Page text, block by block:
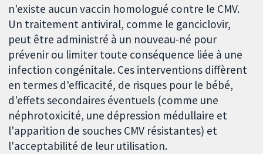
n'existe aucun vaccin homologué contre le CMV.
Un traitement antiviral, comme le ganciclovir,
peut être administré à un nouveau-né pour
prévenir ou limiter toute conséquence liée à une
infection congénitale. Ces interventions diffèrent
en termes d'efficacité, de risques pour le bébé,
d'effets secondaires éventuels (comme une
néphrotoxicité, une dépression médullaire et
l'apparition de souches CMV résistantes) et
l'acceptabilité de leur utilisation.